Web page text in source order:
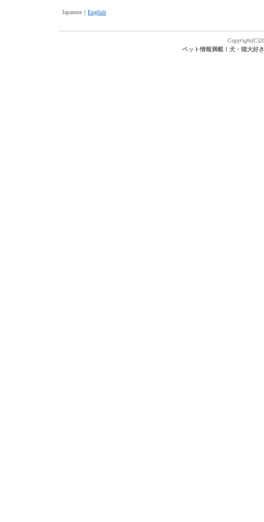
Japanese｜ English
ペット情報満載！犬・猫大好